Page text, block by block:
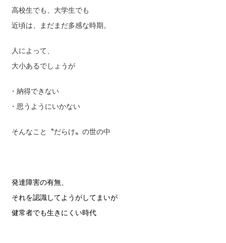
高校生でも、大学生でも
近頃は、まだまだ多感な時期。
人によって、
大小あるでしょうが
・納得できない
・思うようにいかない
そんなこと〝だらけ〟の世の中
発達障害の有無、
それを認識してようがしてまいが
健常者でも生きにくい時代